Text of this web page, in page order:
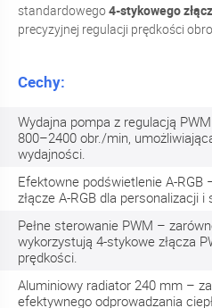
standardowego4-stykowego
precyzyjnej regulacji prędkości
Cechy:
Wydajna pompa z regulacją
800–2400 obr./min,
wydajności.
Efektowne podświetlenie A-
złącze A-RGB dla personalizacji
Pełne sterowanie PWM –
wykorzystują 4-stykowe złącza
prędkości.
Aluminiowy radiator 240 mm –
efektywnego odprowadzania